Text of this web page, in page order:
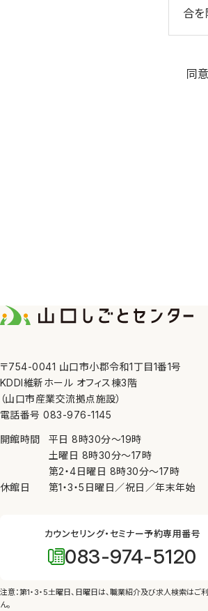
合を
当
当セ
当
同
〒754-0041 山口市小郡令和1丁目1番1号
KDDI維新ホール オフィス棟3階
（山口市産業交流拠点施設）
電話番号 083-976-1145
開館時間 平日8時30分〜19時
土曜日 8時30分〜17時
第2・4日曜日 8時30分〜17時
休館日
第1・3・5日曜日／祝日／年末年始
カウンセリング・セミナー予約専用番号
083-974-5120
注意：第1・3・5土曜日、日曜日は、職業紹介及び求人検索はご
ん。